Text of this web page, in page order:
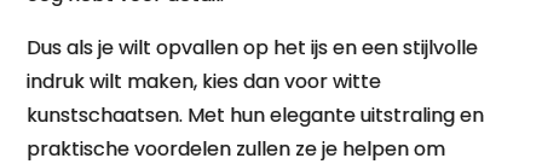
Dus als je wilt opvallen op het ijs en een stijlvolle
indruk wilt maken, kies dan voor witte
kunstschaatsen. Met hun elegante uitstraling en
praktische voordelen zullen ze je helpen om